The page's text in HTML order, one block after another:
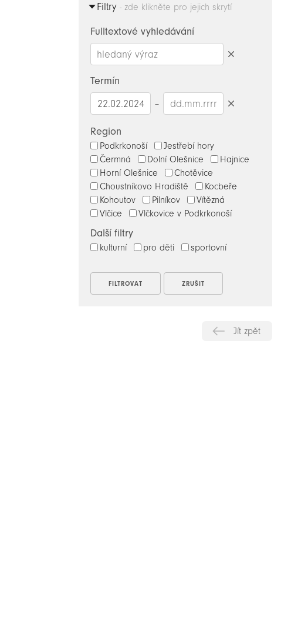
Filtry - zde klikněte pro jejich skrytí
Fulltextové vyhledávání
Termín
–
Region
Podkrkonoší
Jestřebí hory
Čermná
Dolní Olešnice
Hajnice
Horní Olešnice
Chotěvice
Choustníkovo Hradiště
Kocbeře
Kohoutov
Pilníkov
Vítězná
Vlčice
Vlčkovice v Podkrkonoší
Další filtry
kulturní pro děti sportovní
Jít zpět